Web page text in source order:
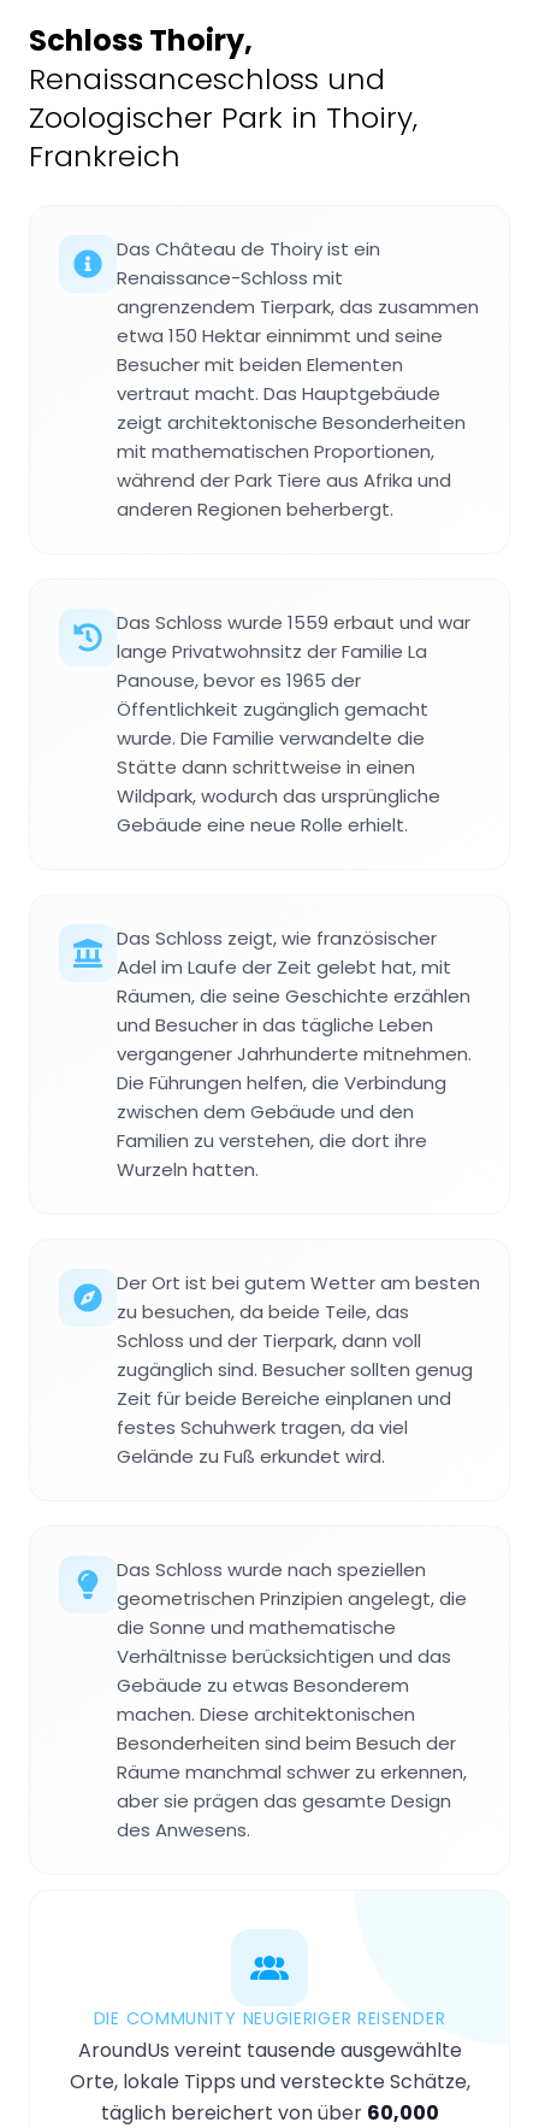
Schloss Thoiry,
Renaissanceschloss und
Zoologischer Park in Thoiry,
Frankreich
Das Château de Thoiry ist ein
Renaissance-Schloss mit
angrenzendem Tierpark, das zusammen
etwa 150 Hektar einnimmt und seine
Besucher mit beiden Elementen
vertraut macht. Das Hauptgebäude
zeigt architektonische Besonderheiten
mit mathematischen Proportionen,
während der Park Tiere aus Afrika und
anderen Regionen beherbergt.
Das Schloss wurde 1559 erbaut und war
lange Privatwohnsitz der Familie La
Panouse, bevor es 1965 der
Öffentlichkeit zugänglich gemacht
wurde. Die Familie verwandelte die
Stätte dann schrittweise in einen
Wildpark, wodurch das ursprüngliche
Gebäude eine neue Rolle erhielt.
Das Schloss zeigt, wie französischer
Adel im Laufe der Zeit gelebt hat, mit
Räumen, die seine Geschichte erzählen
und Besucher in das tägliche Leben
vergangener Jahrhunderte mitnehmen.
Die Führungen helfen, die Verbindung
zwischen dem Gebäude und den
Familien zu verstehen, die dort ihre
Wurzeln hatten.
Der Ort ist bei gutem Wetter am besten
zu besuchen, da beide Teile, das
Schloss und der Tierpark, dann voll
zugänglich sind. Besucher sollten genug
Zeit für beide Bereiche einplanen und
festes Schuhwerk tragen, da viel
Gelände zu Fuß erkundet wird.
Das Schloss wurde nach speziellen
geometrischen Prinzipien angelegt, die
die Sonne und mathematische
Verhältnisse berücksichtigen und das
Gebäude zu etwas Besonderem
machen. Diese architektonischen
Besonderheiten sind beim Besuch der
Räume manchmal schwer zu erkennen,
aber sie prägen das gesamte Design
des Anwesens.
DIE COMMUNITY NEUGIERIGER REISENDER
AroundUs vereint tausende ausgewählte
Orte, lokale Tipps und versteckte Schätze,
täglich bereichert von über 60,000